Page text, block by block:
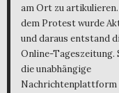
am Ort zu artikulieren.
dem Protest wurde
und daraus entstand
Online-Tageszeitung.
die unabhängige
Nachrichtenplattform